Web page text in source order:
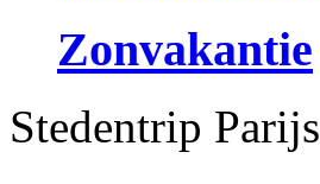
Zonvakantie
Stedentrip Parijs